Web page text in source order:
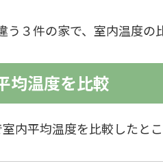
う３件の家で、室内温度の
均温度を比較
内平均温度を比較したと